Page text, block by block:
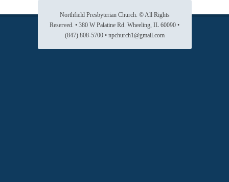
Northfield Presbyterian Church. © All Rights
Reserved. • 380 W Palatine Rd. Wheeling, IL 60090 •
(847) 808-5700 • npchurch1@gmail.com